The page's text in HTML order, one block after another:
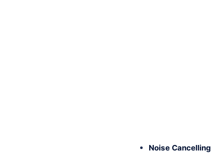
Noise Cancelling